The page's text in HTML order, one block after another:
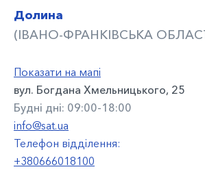
Долина
(ІВАНО-ФРАНКІВСЬКА
Показати на мапі
вул. Богдана Хмельницького, 25
Будні дні: 09:00-18:00
info@sat.ua
Телефон відділення:
+380666018100